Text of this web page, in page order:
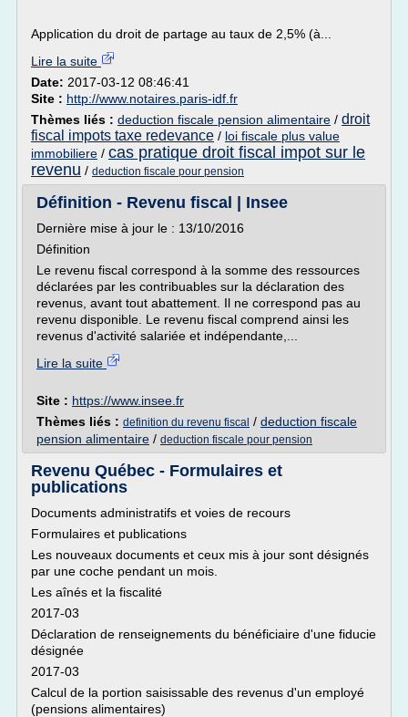
Application du droit de partage au taux de 2,5% (à...
Lire la suite
Date: 2017-03-12 08:46:41
Site : http://www.notaires.paris-idf.fr
Thèmes liés : deduction fiscale pension alimentaire / droit
fiscal impots taxe redevance / loi fiscale plus value
immobiliere / cas pratique droit fiscal impot sur le
revenu / deduction fiscale pour pension
Définition - Revenu fiscal | Insee
Dernière mise à jour le : 13/10/2016
Définition
Le revenu fiscal correspond à la somme des ressources
déclarées par les contribuables sur la déclaration des
revenus, avant tout abattement. Il ne correspond pas au
revenu disponible. Le revenu fiscal comprend ainsi les
revenus d'activité salariée et indépendante,...
Lire la suite
Site : https://www.insee.fr
Thèmes liés : definition du revenu fiscal / deduction fiscale
pension alimentaire / deduction fiscale pour pension
Revenu Québec - Formulaires et
publications
Documents administratifs et voies de recours
Formulaires et publications
Les nouveaux documents et ceux mis à jour sont désignés
par une coche pendant un mois.
Les aînés et la fiscalité
2017-03
Déclaration de renseignements du bénéficiaire d'une fiducie
désignée
2017-03
Calcul de la portion saisissable des revenus d'un employé
(pensions alimentaires)